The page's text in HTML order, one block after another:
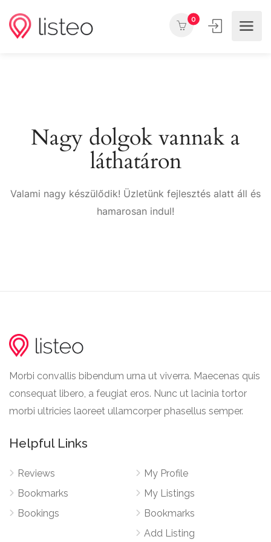
0
Nagy dolgok vannak a
láthatáron
Valami nagy készülődik! Üzletünk fejlesztés alatt áll és
hamarosan indul!
Morbi convallis bibendum urna ut viverra. Maecenas quis
consequat libero, a feugiat eros. Nunc ut lacinia tortor
morbi ultricies laoreet ullamcorper phasellus semper.
Helpful Links
Reviews
Bookmarks
Bookings
My Profile
My Listings
Bookmarks
Add Listing